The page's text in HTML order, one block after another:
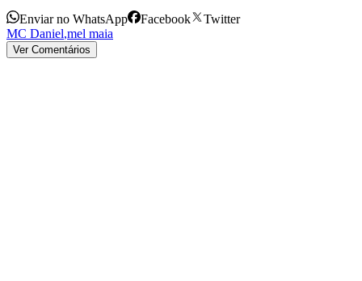
Enviar no WhatsApp Facebook
Twitter
MC Daniel,mel maia
Ver Comentários